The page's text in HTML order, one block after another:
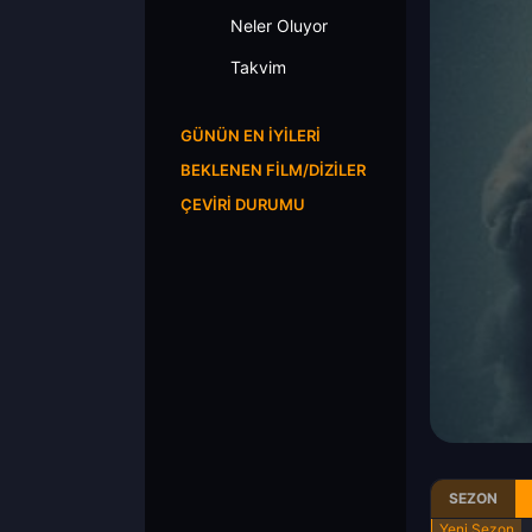
Neler Oluyor
Takvim
GÜNÜN EN İYILERI
BEKLENEN FILM/DIZILER
ÇEVIRI DURUMU
SEZON